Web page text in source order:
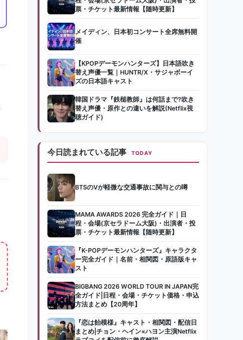
票・チケット最新情報【随時更新】
メイディン、日本初コンサート全席無料開
催
【KPOPデーモンハンターズ】日本語吹き
替え声優一覧｜HUNTR/X・サジャボーイ
ズの日本語キャスト
韓国ドラマ『鉄槌教師』は何話まで?吹き
替え声優・原作との違いを解説(Netflix視
聴ガイド)
今日読まれている記事 TODAY
BTSのVが軽微な交通事故に関与との噂
MAMA AWARDS 2026 完全ガイド｜日
程・会場(京セラドーム大阪)・出演者・投
票・チケット最新情報【随時更新】
『K-POPデーモンハンターズ』キャラクタ
ー完全ガイド｜名前・相関図・原語版キャ
スト
BIGBANG 2026 WORLD TOUR IN JAPAN完
全ガイド|日程・会場・チケット価格・申込
方法まとめ【20周年】
『恋は飴模様』キャスト・相関図・配信日
まとめ|チョン・ヘイン×ハヨン主演Netflix